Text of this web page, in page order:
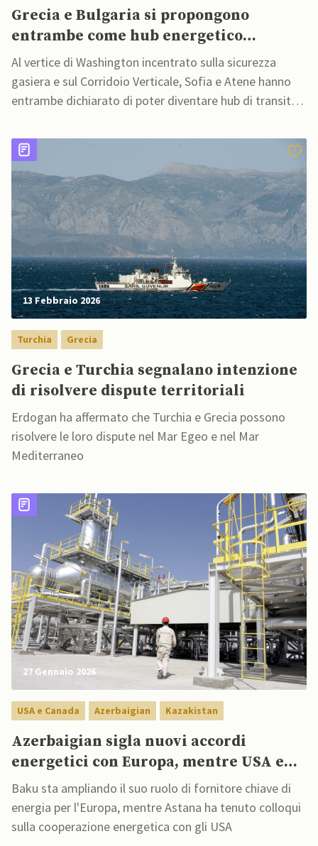
Grecia e Bulgaria si propongono
entrambe come hub energetico
regionale per fornire GNL USA
Al vertice di Washington incentrato sulla sicurezza
gasiera e sul Corridoio Verticale, Sofia e Atene hanno
entrambe dichiarato di poter diventare hub di transito
13 Febbraio 2026
Turchia Grecia
Grecia e Turchia segnalano intenzione
di risolvere dispute territoriali
Erdogan ha affermato che Turchia e Grecia possono
risolvere le loro dispute nel Mar Egeo e nel Mar
Mediterraneo
27 Gennaio 2026
USA e Canada Azerbaigian Kazakistan
Azerbaigian sigla nuovi accordi
energetici con Europa, mentre USA e
Kazakistan discutono di cooperazione
energetica
Baku sta ampliando il suo ruolo di fornitore chiave di
energia per l'Europa, mentre Astana ha tenuto colloqui
sulla cooperazione energetica con gli USA